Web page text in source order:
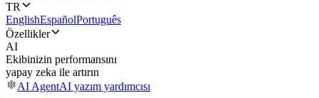
TR
EnglishEspañolPortuguês
Özellikler
AI
Ekibinizin performansını
yapay zeka ile artırın
AI AgentAI yazım yardımcısı